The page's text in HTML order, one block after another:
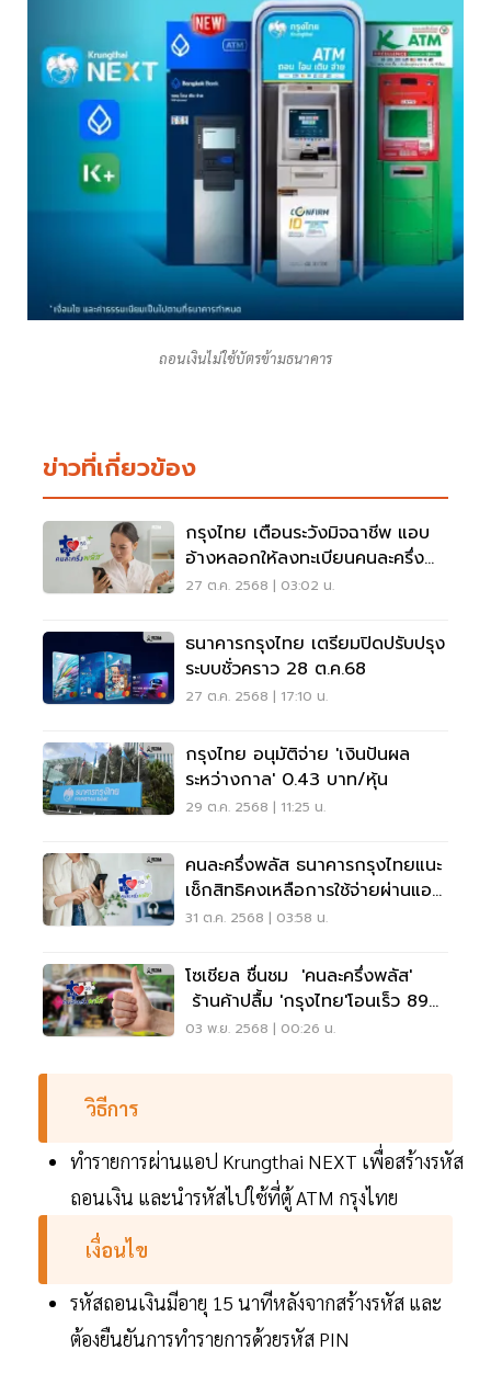
ถอนเงินไม่ใช้บัตรข้ามธนาคาร
ข่าวที่เกี่ยวข้อง
กรุงไทย เตือนระวังมิจฉาชีพ แอบ
อ้างหลอกให้ลงทะเบียนคนละครึ่ง
พลัส
27 ต.ค. 2568 | 03:02 น.
ธนาคารกรุงไทย เตรียมปิดปรับปรุง
ระบบชั่วคราว 28 ต.ค.68
27 ต.ค. 2568 | 17:10 น.
กรุงไทย อนุมัติจ่าย 'เงินปันผล
ระหว่างกาล' 0.43 บาท/หุ้น
29 ต.ค. 2568 | 11:25 น.
คนละครึ่งพลัส ธนาคารกรุงไทยแนะ
เช็กสิทธิคงเหลือการใช้จ่ายผ่านแอป
เป๋าตัง
31 ต.ค. 2568 | 03:58 น.
โซเชียล ชื่นชม 'คนละครึ่งพลัส'
ร้านค้าปลื้ม 'กรุงไทย'โอนเร็ว 89%
บอกต่อพร้อมแชร์
03 พ.ย. 2568 | 00:26 น.
วิธีการ
ทำรายการผ่านแอป Krungthai NEXT เพื่อสร้างรหัส
ถอนเงิน และนำรหัสไปใช้ที่ตู้ ATM กรุงไทย
เงื่อนไข
รหัสถอนเงินมีอายุ 15 นาทีหลังจากสร้างรหัส และ
ต้องยืนยันการทำรายการด้วยรหัส PIN